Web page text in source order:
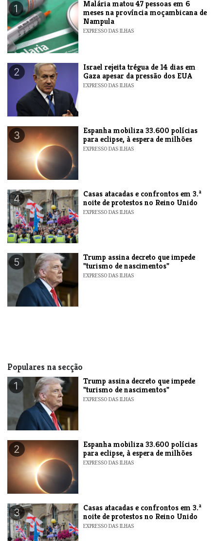
1
​Malária matou 47 pessoas em 6
meses na província moçambicana de
Nampula
EXPRESSO DAS ILHAS
2
​Israel rejeita trégua de 14 dias em
Gaza apesar da pressão dos EUA
EXPRESSO DAS ILHAS
3
Espanha mobiliza 33.600 polícias
para eclipse, à espera de milhões
EXPRESSO DAS ILHAS
4
Casas atacadas e confrontos em 3.ª
noite de protestos no Reino Unido
EXPRESSO DAS ILHAS
5
Trump assina decreto que impede
"turismo de nascimentos"
EXPRESSO DAS ILHAS
Populares na secção
1
Trump assina decreto que impede
"turismo de nascimentos"
EXPRESSO DAS ILHAS
2
Espanha mobiliza 33.600 polícias
para eclipse, à espera de milhões
EXPRESSO DAS ILHAS
3
Casas atacadas e confrontos em 3.ª
noite de protestos no Reino Unido
EXPRESSO DAS ILHAS